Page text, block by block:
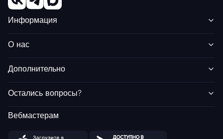
Информация
О нас
Дополнительно
Остались вопросы?
Вебмастерам